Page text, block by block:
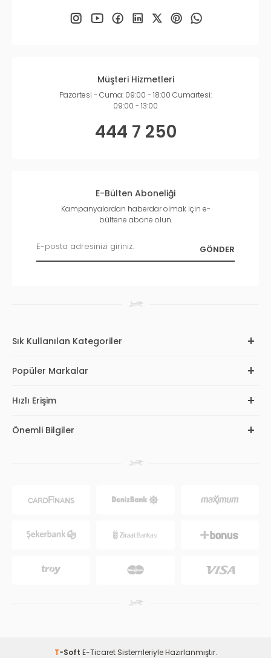
Müşteri Hizmetleri
Pazartesi - Cuma: 09:00 - 18:00 Cumartesi:
09:00 - 13:00
444 7 250
E-Bülten Aboneliği
Kampanyalardan haberdar olmak için e-
bültene abone olun.
Sık Kullanılan Kategoriler
Popüler Markalar
Hızlı Erişim
Önemli Bilgiler
T-Soft E-TicaretSistemleriyle Hazırlanmıştır.